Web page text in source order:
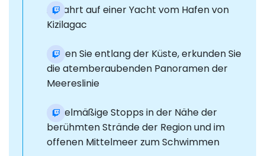
Abfahrt auf einer Yacht vom Hafen von
Kizilagac
Reisen Sie entlang der Küste, erkunden Sie
die atemberaubenden Panoramen der
Meereslinie
Regelmäßige Stopps in der Nähe der
berühmten Strände der Region und im
offenen Mittelmeer zum Schwimmen